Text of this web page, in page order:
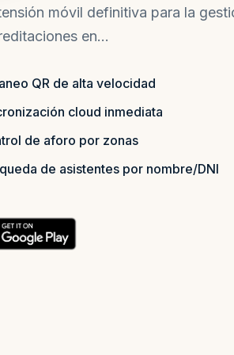
móvil definitiva para la
en...
QR de alta velocidad
cloud inmediata
de aforo por zonas
de asistentes por nombre/DNI